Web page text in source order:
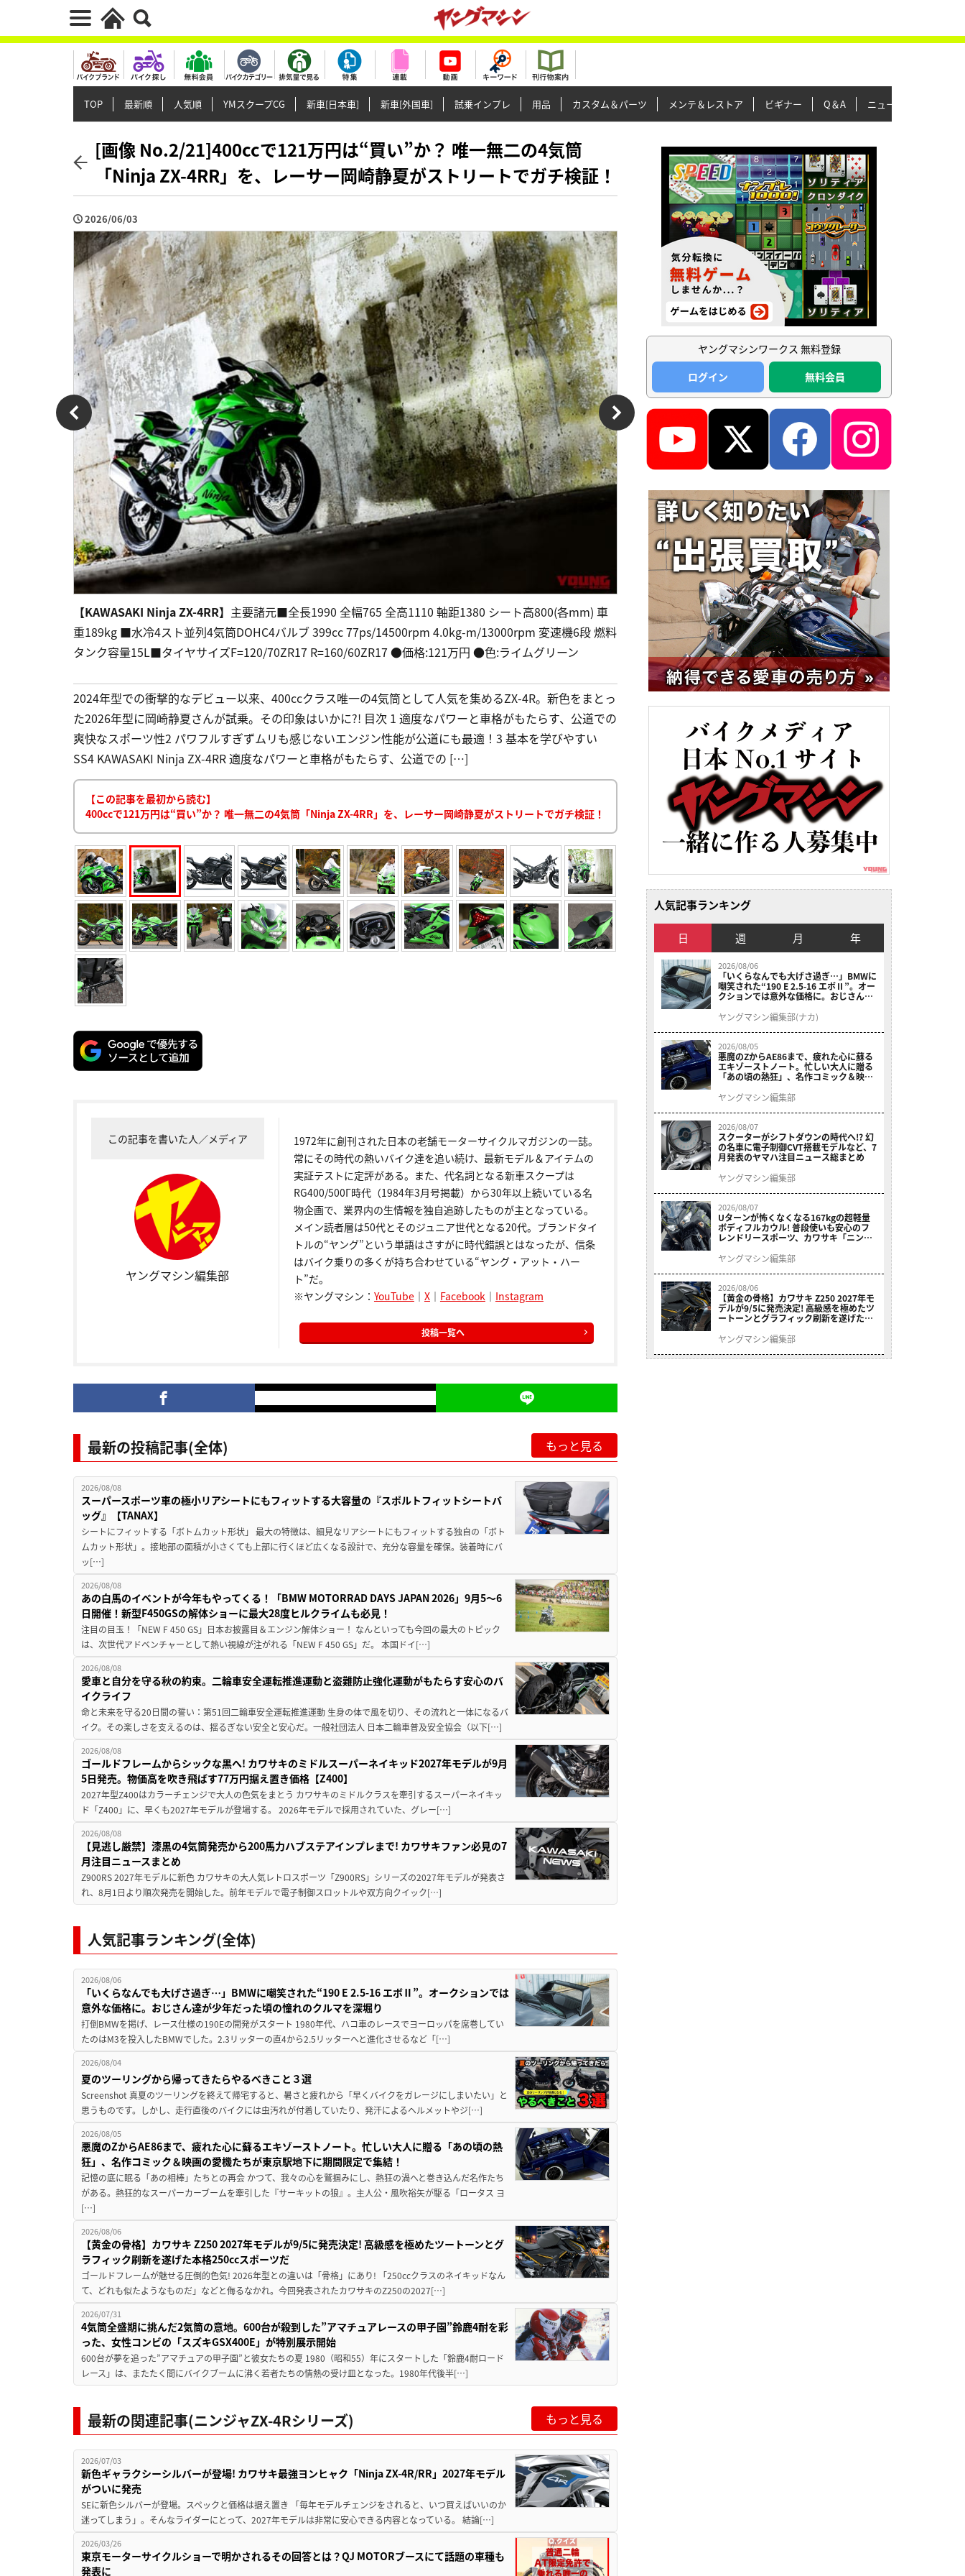
TOP 最新順 人気順 YMスクープCG 新車[日本車] 新車[外国車] 試乗インプレ 用品 カスタム＆パーツ メンテ＆レストア ビギナー Q＆A ニュース＆トピックス
[画像 No.2/21]400ccで121万円は“買い”か？ 唯一無二の4気筒
「Ninja ZX-4RR」を、レーサー岡崎静夏がストリートでガチ検証！
2026/06/03
【KAWASAKI Ninja ZX-4RR】 主要諸元■全長1990 全幅765 全高1110 軸距1380 シート高800(各mm) 車
重189kg ■水冷4スト並列4気筒DOHC4バルブ 399cc 77ps/14500rpm 4.0kg-m/13000rpm 変速機6段 燃料
タンク容量15L■タイヤサイズF=120/70ZR17 R=160/60ZR17 ●価格:121万円 ●色:ライムグリーン
2024年型での衝撃的なデビュー以来、400ccクラス唯一の4気筒として人気を集めるZX-4R。新色をまとっ
た2026年型に岡崎静夏さんが試乗。その印象はいかに?! 目次 1 適度なパワーと車格がもたらす、公道での
爽快なスポーツ性2 パワフルすぎずムリも感じないエンジン性能が公道にも最適！3 基本を学びやすい
SS4 KAWASAKI Ninja ZX-4RR 適度なパワーと車格がもたらす、公道での […]
【この記事を最初から読む】
400ccで121万円は“買い”か？ 唯一無二の4気筒「Ninja ZX-4RR」を、レーサー岡崎静夏がストリートでガチ検証！
この記事を書いた人／メディア
ヤングマシン編集部
1972年に創刊された日本の老舗モーターサイクルマガジンの一誌。
常にその時代の熱いバイク達を追い続け、最新モデル＆アイテムの
実証テストに定評がある。また、代名詞となる新車スクープは
RG400/500Γ時代（1984年3月号掲載）から30年以上続いている名
物企画で、業界内の生情報を独自追跡したものが主となっている。
メイン読者層は50代とそのジュニア世代となる20代。ブランドタイ
トルの“ヤング”という単語はさすがに時代錯誤とはなったが、信条
はバイク乗りの多くが持ち合わせている“ヤング・アット・ハー
ト”だ。
※ヤングマシン： YouTube｜ X｜ Facebook｜ Instagram
投稿一覧へ
最新の投稿記事(全体) もっと見る
2026/08/08
スーパースポーツ車の極小リアシートにもフィットする大容量の『スポルトフィットシートバ
ッグ』【TANAX】
シートにフィットする「ボトムカット形状」 最大の特徴は、細見なリアシートにもフィットする独自の「ボト
ムカット形状」。接地部の面積が小さくても上部に行くほど広くなる設計で、充分な容量を確保。装着時にバ
ッ[…]
2026/08/08
あの白馬のイベントが今年もやってくる！「BMW MOTORRAD DAYS JAPAN 2026」9月5〜6
日開催！新型F450GSの解体ショーに最大28度ヒルクライムも必見！
注目の目玉！「NEW F 450 GS」日本お披露目＆エンジン解体ショー！ なんといっても今回の最大のトピック
は、次世代アドベンチャーとして熱い視線が注がれる「NEW F 450 GS」だ。 本国ドイ[…]
2026/08/08
愛車と自分を守る秋の約束。二輪車安全運転推進運動と盗難防止強化運動がもたらす安心のバ
イクライフ
命と未来を守る20日間の誓い：第51回二輪車安全運転推進運動 生身の体で風を切り、その流れと一体になるバ
イク。その楽しさを支えるのは、揺るぎない安全と安心だ。一般社団法人 日本二輪車普及安全協会（以下[…]
2026/08/08
ゴールドフレームからシックな黒へ! カワサキのミドルスーパーネイキッド2027年モデルが9月
5日発売。物価高を吹き飛ばす77万円据え置き価格【Z400】
2027年型Z400はカラーチェンジで大人の色気をまとう カワサキのミドルクラスを牽引するスーパーネイキッ
ド「Z400」に、早くも2027年モデルが登場する。 2026年モデルで採用されていた、グレー[…]
2026/08/08
【見逃し厳禁】漆黒の4気筒発売から200馬力ハブステアインプレまで! カワサキファン必見の7
月注目ニュースまとめ
Z900RS 2027年モデルに新色 カワサキの大人気レトロスポーツ「Z900RS」シリーズの2027年モデルが発表さ
れ、8月1日より順次発売を開始した。前年モデルで電子制御スロットルや双方向クイック[…]
人気記事ランキング(全体)
2026/08/06
「いくらなんでも大げさ過ぎ…」BMWに嘲笑された“190 E 2.5-16 エボⅡ”。オークションでは
意外な価格に。おじさん達が少年だった頃の憧れのクルマを深堀り
打倒BMWを掲げ、レース仕様の190Eの開発がスタート 1980年代、ハコ車のレースでヨーロッパを席巻してい
たのはM3を投入したBMWでした。2.3リッターの直4から2.5リッターへと進化させるなど「[…]
2026/08/04
夏のツーリングから帰ってきたらやるべきこと３選
Screenshot 真夏のツーリングを終えて帰宅すると、暑さと疲れから「早くバイクをガレージにしまいたい」と
思うものです。しかし、走行直後のバイクには虫汚れが付着していたり、発汗によるヘルメットやジ[…]
2026/08/05
悪魔のZからAE86まで、疲れた心に蘇るエキゾーストノート。忙しい大人に贈る「あの頃の熱
狂」、名作コミック＆映画の愛機たちが東京駅地下に期間限定で集結！
記憶の底に眠る「あの相棒」たちとの再会 かつて、我々の心を鷲掴みにし、熱狂の渦へと巻き込んだ名作たち
がある。熱狂的なスーパーカーブームを牽引した『サーキットの狼』。主人公・風吹裕矢が駆る「ロータス ヨ
[…]
2026/08/06
【黄金の骨格】カワサキ Z250 2027年モデルが9/5に発売決定! 高級感を極めたツートーンとグ
ラフィック刷新を遂げた本格250ccスポーツだ
ゴールドフレームが魅せる圧倒的色気! 2026年型との違いは「骨格」にあり! 「250ccクラスのネイキッドなん
て、どれも似たようなものだ」などと侮るなかれ。今回発表されたカワサキのZ250の2027[…]
2026/07/31
4気筒全盛期に挑んだ2気筒の意地。600台が殺到した”アマチュアレースの甲子園”鈴鹿4耐を彩
った、女性コンビの「スズキGSX400E」が特別展示開始
600台が夢を追った”アマチュアの甲子園”と彼女たちの夏 1980（昭和55）年にスタートした「鈴鹿4耐ロード
レース」は、またたく間にバイクブームに沸く若者たちの情熱の受け皿となった。1980年代後半[…]
最新の関連記事(ニンジャZX-4Rシリーズ) もっと見る
2026/07/03
新色ギャラクシーシルバーが登場! カワサキ最強ヨンヒャク「Ninja ZX-4R/RR」2027年モデル
がついに発売
SEに新色シルバーが登場。スペックと価格は据え置き 「毎年モデルチェンジをされると、いつ買えばいいのか
迷ってしまう」。そんなライダーにとって、2027年モデルは非常に安心できる内容となっている。 結論[…]
2026/03/26
東京モーターサイクルショーで明かされるその回答とは？QJ MOTORブースにて話題の車種も
発表に
ヤングマシンワークス 無料登録
ログイン
無料会員
人気記事ランキング
日 週 月 年
2026/08/06
「いくらなんでも大げさ過ぎ…」BMWに
嘲笑された“190 E 2.5-16 エボⅡ”。オー
クションでは意外な価格に。おじさん達
ヤングマシン編集部(ナカ)
2026/08/05
悪魔のZからAE86まで、疲れた心に蘇る
エキゾーストノート。忙しい大人に贈る
「あの頃の熱狂」、名作コミック＆映画
結！
ヤングマシン編集部
2026/08/07
スクーターがシフトダウンの時代へ!? 幻
の名車に電子制御CVT搭載モデルなど、7
月発表のヤマハ注目ニュース総まとめ
ヤングマシン編集部
2026/08/07
Uターンが怖くなくなる167kgの超軽量
ボディフルカウル! 普段使いも安心のフ
レンドリースポーツ、カワサキ「ニンジ
9/5発売
ヤングマシン編集部
2026/08/06
【黄金の骨格】カワサキ Z250 2027年モ
デルが9/5に発売決定! 高級感を極めたツ
ートーンとグラフィック刷新を遂げた本
ヤングマシン編集部